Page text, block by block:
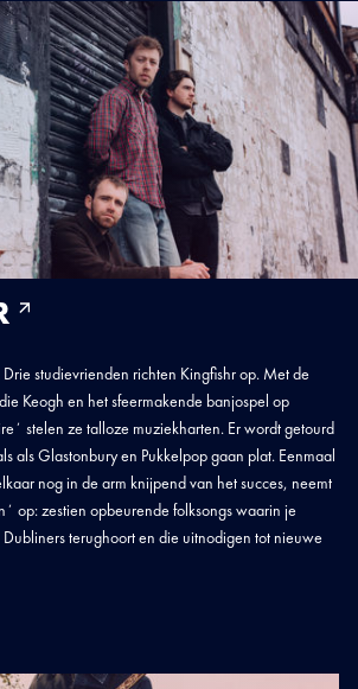
studievrienden richten Kingfishr op. Met de
Keogh en het sfeermakende banjospel op
stelen ze talloze muziekharten. Er wordt getourd
als Glastonbury en Pukkelpop gaan plat. Eenmaal
nog in de arm knijpend van het succes, neemt
op: zestien opbeurende folksongs waarin je
Dubliners terughoort en die uitnodigen tot nieuwe